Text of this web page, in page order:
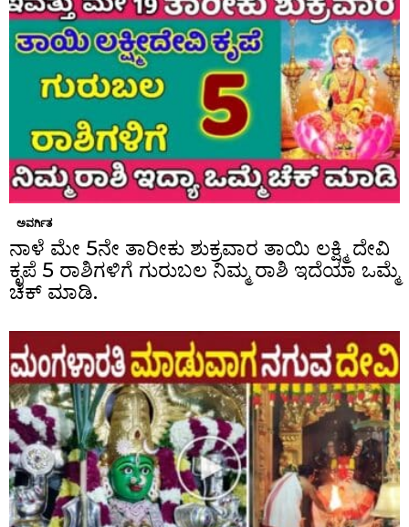
ಅವರ್ಗಿತ
ನಾಳೆ ಮೇ 5ನೇ ತಾರೀಕು ಶುಕ್ರವಾರ ತಾಯಿ ಲಕ್ಷ್ಮಿ ದೇವಿ
ಕೃಪೆ 5 ರಾಶಿಗಳಿಗೆ ಗುರುಬಲ ನಿಮ್ಮ ರಾಶಿ ಇದೆಯಾ ಒಮ್ಮೆ
ಚೆಕ್ ಮಾಡಿ.